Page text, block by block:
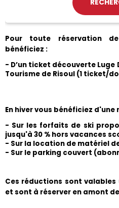
Pour toute réservation
bénéficiez :
- D’un ticket découverte
Tourisme de Risoul (1 ticket/
En hiver vous bénéficiez d'une
- Sur les forfaits de ski
jusqu'à 30 % hors vacances
- Sur la location de matériel
- Sur le parking couvert
​Ces réductions sont valables
et sont à réserver en amont